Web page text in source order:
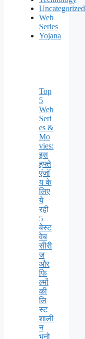
Uncategorized
Web
Series
Yojana
Top
5
Web
Seri
es &
Mo
vies:
इस
हफ्ते
एंजॉ
य के
लिए
ये
रही
5
बेस्ट
वेब
सीरी
ज
और
फि
ल्मों
की
लि
स्ट
शाली
न
भनो